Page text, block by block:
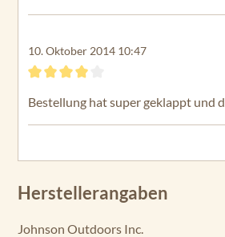
Tr
xis
45
ax
xis
ax
70
10. Oktober 2014 10:47
Bestellung hat super geklappt und
Herstellerangaben
Johnson Outdoors Inc.